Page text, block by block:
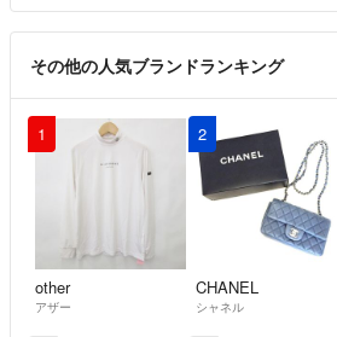
その他の人気ブランドランキング
1
other
アザー
2
CHANEL
シャネル